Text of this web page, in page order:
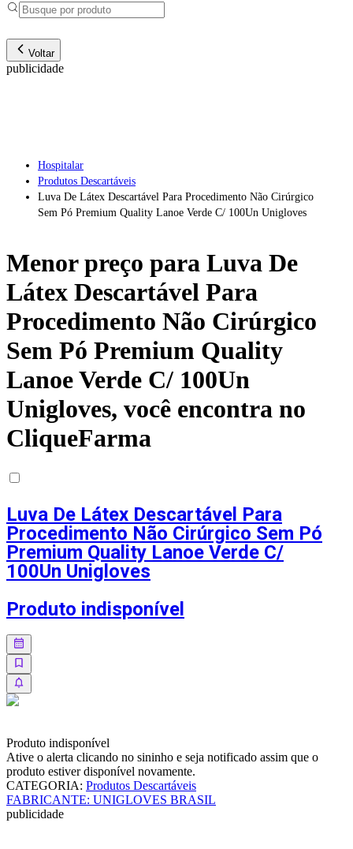
Voltar
publicidade
Hospitalar
Produtos Descartáveis
Luva De Látex Descartável Para Procedimento Não Cirúrgico
Sem Pó Premium Quality Lanoe Verde C/ 100Un Unigloves
Menor preço para Luva De
Látex Descartável Para
Procedimento Não Cirúrgico
Sem Pó Premium Quality
Lanoe Verde C/ 100Un
Unigloves, você encontra no
CliqueFarma
Luva De Látex Descartável Para
Procedimento Não Cirúrgico Sem Pó
Premium Quality Lanoe Verde C/
100Un Unigloves
Produto indisponível
Produto indisponível
Ative o alerta clicando no sininho e seja notificado assim que o
produto estiver disponível novamente.
CATEGORIA: Produtos Descartáveis
FABRICANTE: UNIGLOVES BRASIL
publicidade